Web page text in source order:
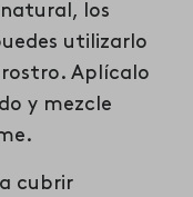
los
utilizarlo
Aplícalo
y mezcle
cubrir